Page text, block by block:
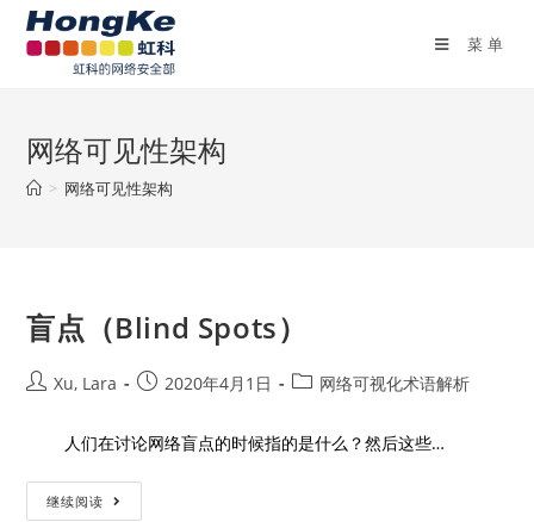
菜单
网络可见性架构
> 网络可见性架构
盲点（Blind Spots）
Xu, Lara 2020年4月1日 网络可视化术语解析
人们在讨论网络盲点的时候指的是什么？然后这些…
继续阅读